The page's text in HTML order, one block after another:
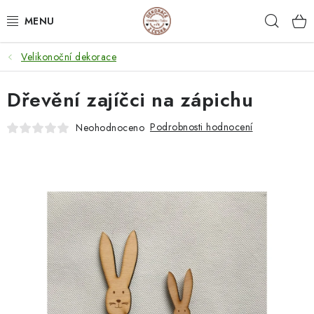
na
NEJPRODÁVANĚJŠÍ
SVATEBNÍ DARY/ DEKORACE 💍
DÁRKOVÉ BOXY A KRABIČKY
PERSONALIZOVANÉ DÁRKY ✨
DŘEVĚNÉ DEKORACE
Velikonoční dekorace
Dřevění zajíčci na zápichu
Neohodnoceno Podrobnosti hodnocení